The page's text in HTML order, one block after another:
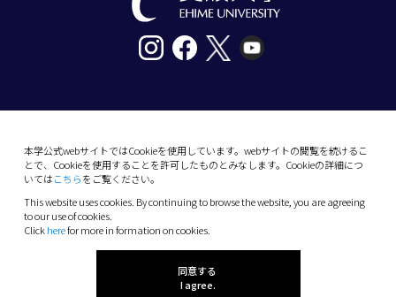
本学公式webサイトではCookieを使用しています。webサイトの閲覧を続けるこ
とで、Cookieを使用することを許可したものとみなします。Cookieの詳細につ
いてはこちらをご覧ください。
This website uses cookies. By continuing to browse the website, you are agreeing
to our use of cookies.
Clickherefor more in formation on cookies.
同意する
I agree.
10-13 Dogo-Himata, Matsuyama, Ehime 790-
Phone: +81 89-927-9000
(C) 2026 Ehime University.